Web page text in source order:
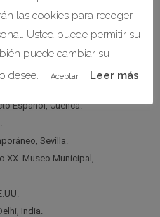
Contemporáneo,
Español, Cuenca.
Sevilla.
XX. Museo Municipal,
India.
las cookies para recoger
Usted puede permitir su
puede cambiar su
desee.
Aceptar Leer más